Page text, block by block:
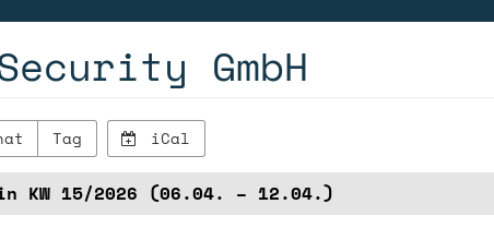
GmbH
Tag iCal
KW 15/2026 (06.04. – 12.04.)